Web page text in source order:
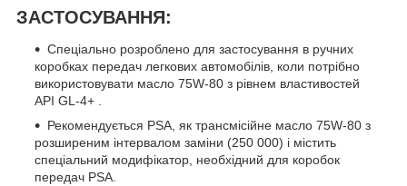
ЗАСТОСУВАННЯ:
Спеціально розроблено для застосування в ручних
коробках передач легкових автомобілів, коли потрібно
використовувати масло 75W-80 з рівнем властивостей
API GL-4+ .
Рекомендується PSA, як трансмісійне масло 75W-80 з
розширеним інтервалом заміни (250 000) і містить
спеціальний модифікатор, необхідний для коробок
передач PSA.